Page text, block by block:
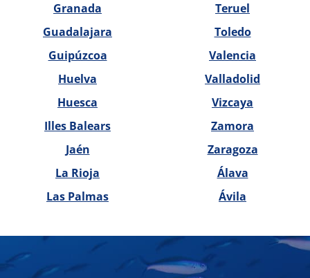
Granada
Guadalajara
Guipúzcoa
Huelva
Huesca
Illes Balears
Jaén
La Rioja
Las Palmas
Teruel
Toledo
Valencia
Valladolid
Vizcaya
Zamora
Zaragoza
Álava
Ávila